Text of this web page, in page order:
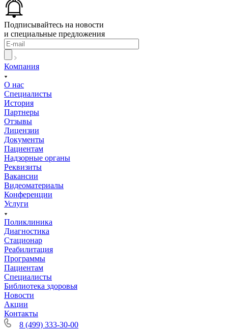
Подписывайтесь на новости
и специальные предложения
Компания
О нас
Специалисты
История
Партнеры
Отзывы
Лицензии
Документы
Пациентам
Надзорные органы
Реквизиты
Вакансии
Видеоматериалы
Конференции
Услуги
Поликлиника
Диагностика
Стационар
Реабилитация
Программы
Пациентам
Специалисты
Библиотека здоровья
Новости
Акции
Контакты
8 (499) 333-30-00